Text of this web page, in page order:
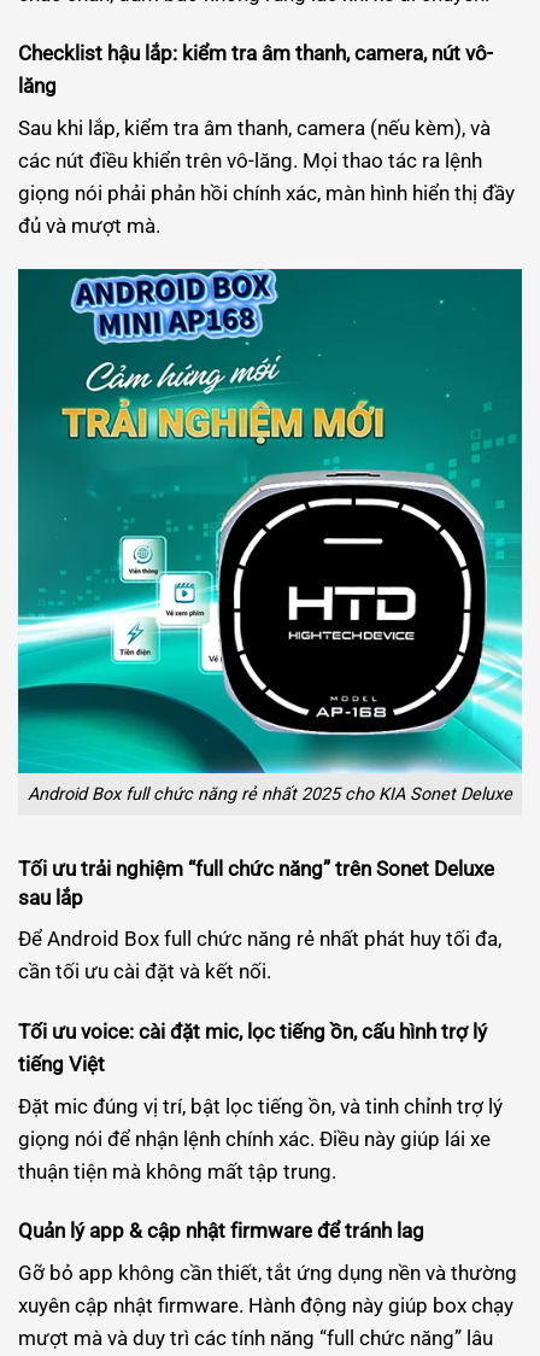
Checklist hậu lắp: kiểm tra âm thanh, camera, nút vô-
lăng
Sau khi lắp, kiểm tra âm thanh, camera (nếu kèm), và
các nút điều khiển trên vô-lăng. Mọi thao tác ra lệnh
giọng nói phải phản hồi chính xác, màn hình hiển thị đầy
đủ và mượt mà.
Android Box full chức năng rẻ nhất 2025 cho KIA Sonet Deluxe
Tối ưu trải nghiệm “full chức năng” trên Sonet Deluxe
sau lắp
Để Android Box full chức năng rẻ nhất phát huy tối đa,
cần tối ưu cài đặt và kết nối.
Tối ưu voice: cài đặt mic, lọc tiếng ồn, cấu hình trợ lý
tiếng Việt
Đặt mic đúng vị trí, bật lọc tiếng ồn, và tinh chỉnh trợ lý
giọng nói để nhận lệnh chính xác. Điều này giúp lái xe
thuận tiện mà không mất tập trung.
Quản lý app & cập nhật firmware để tránh lag
Gỡ bỏ app không cần thiết, tắt ứng dụng nền và thường
xuyên cập nhật firmware. Hành động này giúp box chạy
mượt mà và duy trì các tính năng “full chức năng” lâu